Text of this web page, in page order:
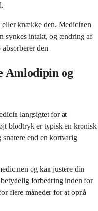
eller knække den. Medicinen
synkes intakt, og ændring af
den.
Amlodipin og
langsigtet for at
blodtryk er typisk en kronisk
end en kortvarig
og kan justere din
forbedring inden for
flere måneder for at opnå